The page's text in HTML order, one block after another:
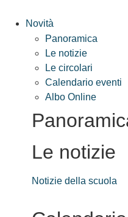
Novità
Panoramica
Le notizie
Le circolari
Calendario eventi
Albo Online
Le notizie
Notizie della scuola